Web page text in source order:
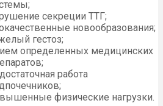
секреции ТТГ;
новообразования;
гестоз;
определенных медицинских
работа
физические нагрузки.